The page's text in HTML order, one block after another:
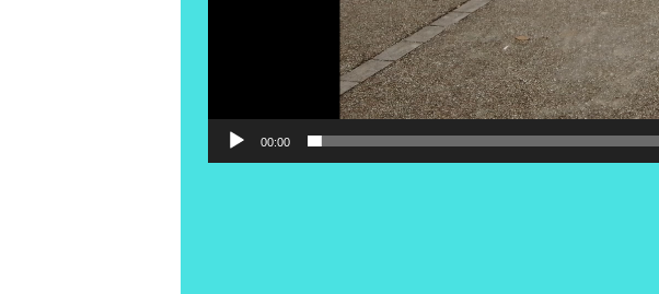
00:00